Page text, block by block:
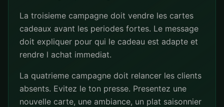
La troisieme campagne doit vendre les cartes
cadeaux avant les periodes fortes. Le message
doit expliquer pour qui le cadeau est adapte et
rendre l achat immediat.
La quatrieme campagne doit relancer les clients
absents. Evitez le ton presse. Presentez une
nouvelle carte, une ambiance, un plat saisonnier